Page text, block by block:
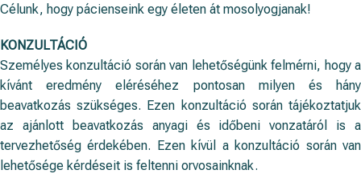
Célunk, hogy pácienseink egy életen át mosolyogjanak!
KONZULTÁCIÓ
Személyes konzultáció során van lehetőségünk felmérni, hogy a
kívánt eredmény eléréséhez pontosan milyen és hány
beavatkozás szükséges. Ezen konzultáció során tájékoztatjuk
az ajánlott beavatkozás anyagi és időbeni vonzatáról is a
tervezhetőség érdekében. Ezen kívül a konzultáció során van
lehetősége kérdéseit is feltenni orvosainknak.